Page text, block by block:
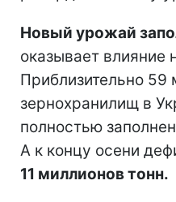
Новый урожай
оказывает влияние
Приблизительно 59
зернохранилищ в
полностью
А к концу осени
11 миллионов тонн.